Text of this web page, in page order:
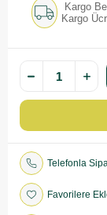
Kargo
Kargo
Telefonla
Favorilere